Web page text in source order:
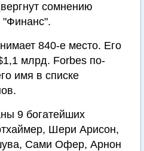
сомнению
"Финанс".
840-е место. Его
млрд. Forbes по-
имя в списке
9 богатейших
Шери Арисон,
Сами Офер, Арнон